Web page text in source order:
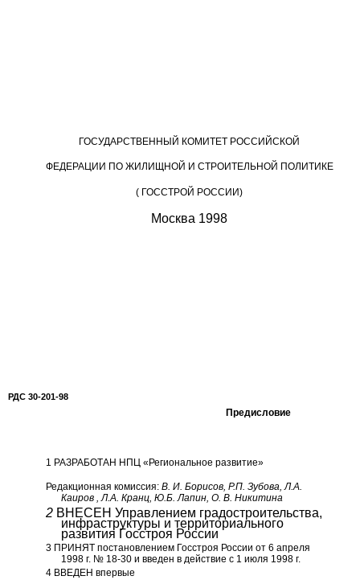
ГОСУДАРСТВЕННЫЙ КОМИТЕТ РОССИЙСКОЙ
ФЕДЕРАЦИИ ПО ЖИЛИЩНОЙ И СТРОИТЕЛЬНОЙ ПОЛИТИКЕ
( ГОССТРОЙ РОССИИ)
Москва 1998
РДС 30-201-98
Предисловие
1 РАЗРАБОТАН НПЦ «Региональное развитие»
Редакционная комиссия:В. И. Борисов, Р.П. Зубова, Л.А.
Каиров , Л.А. Кранц, Ю.Б. Лапин, О. В. Никитина
2 ВНЕСЕН Управлением градостроительства,
инфраструктуры и территориального
развития Госстроя России
3 ПРИНЯТ постановлением Госстроя России от 6 апреля
1998 г. № 18-30 и введен в действие с 1 июля 1998 г.
4 ВВЕДЕН впервые